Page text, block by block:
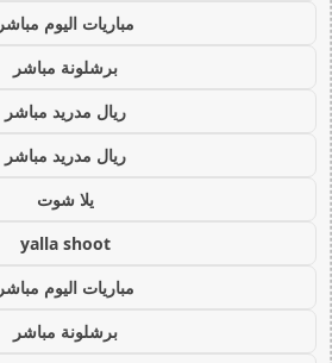
مباريات اليوم مباشر
برشلونة مباشر
ريال مدريد مباشر
ريال مدريد مباشر
يلا شوت
yalla shoot
مباريات اليوم مباشر
برشلونة مباشر